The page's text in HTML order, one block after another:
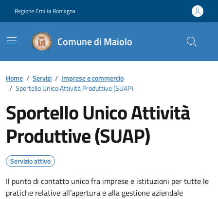
Regione Emilia Romagna
Comune di Maiolo
Contenuti in evidenza
Home / Servizi / Imprese e commercio
/ Sportello Unico Attività Produttive (SUAP)
Sportello Unico Attività
Produttive (SUAP)
Servizio attivo
Il punto di contatto unico fra imprese e istituzioni per tutte le
pratiche relative all’apertura e alla gestione aziendale